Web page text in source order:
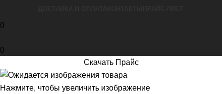
0
0
Скачать Прайс
Нажмите, чтобы увеличить изображение